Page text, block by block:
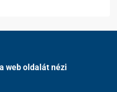
web oldalát nézi